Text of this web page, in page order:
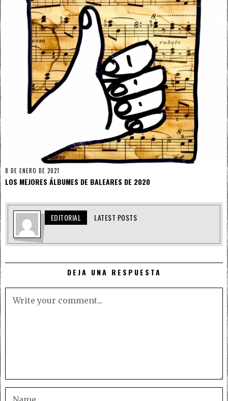
8 DE ENERO DE 2021
LOS MEJORES ÁLBUMES DE BALEARES DE 2020
EDITORIAL LATEST POSTS
DEJA UNA RESPUESTA